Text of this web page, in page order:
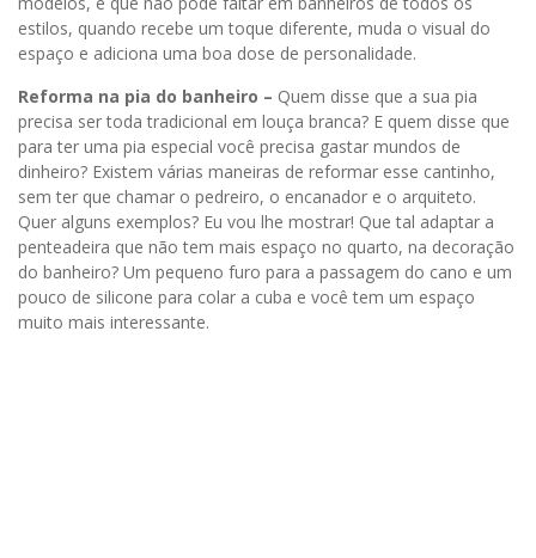
estilos, quando recebe um toque diferente, muda o visual do
espaço e adiciona uma boa dose de personalidade.
Reforma na pia do banheiro – Quem disse que a sua pia
precisa ser toda tradicional em louça branca? E quem disse que
para ter uma pia especial você precisa gastar mundos de
dinheiro? Existem várias maneiras de reformar esse cantinho,
sem ter que chamar o pedreiro, o encanador e o arquiteto.
Quer alguns exemplos? Eu vou lhe mostrar! Que tal adaptar a
penteadeira que não tem mais espaço no quarto, na decoração
do banheiro? Um pequeno furo para a passagem do cano e um
pouco de silicone para colar a cuba e você tem um espaço
muito mais interessante.